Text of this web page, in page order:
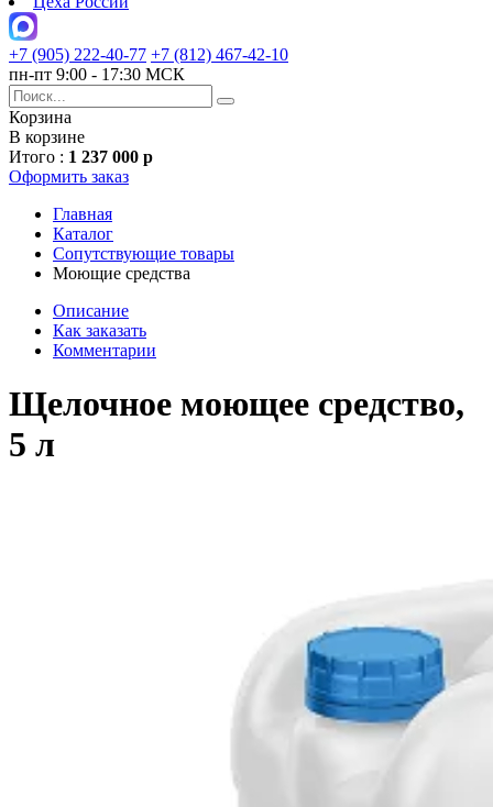
+7 (905) 222-40-77 +7 (812) 467-42-10
пн-пт 9:00 - 17:30 МСК
Корзина
В корзине
Итого : 1 237 000 р
Оформить заказ
Главная
Каталог
Сопутствующие товары
Моющие средства
Описание
Как заказать
Комментарии
Щелочное моющее средство,
5 л